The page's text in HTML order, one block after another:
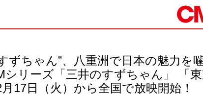
ずちゃん”、八重洲で日本の魅力を
シリーズ「三井のすずちゃん」 「
17日（火）から全国で放映開始！